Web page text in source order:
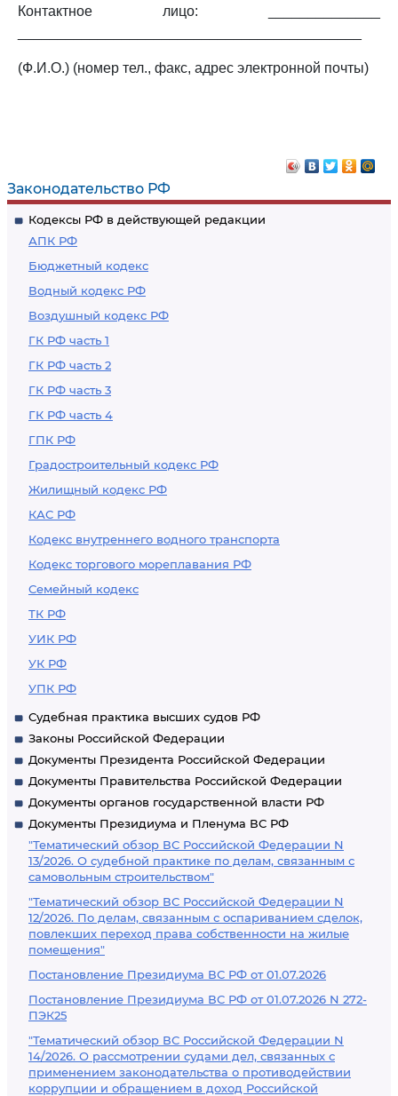
Законодательство РФ
Кодексы РФ в действующей редакции
АПК РФ
Бюджетный кодекс
Водный кодекс РФ
Воздушный кодекс РФ
ГК РФ часть 1
ГК РФ часть 2
ГК РФ часть 3
ГК РФ часть 4
ГПК РФ
Градостроительный кодекс РФ
Жилищный кодекс РФ
КАС РФ
Кодекс внутреннего водного транспорта
Кодекс торгового мореплавания РФ
Семейный кодекс
ТК РФ
УИК РФ
УК РФ
УПК РФ
Судебная практика высших судов РФ
Законы Российской Федерации
Документы Президента Российской Федерации
Документы Правительства Российской Федерации
Документы органов государственной власти РФ
Документы Президиума и Пленума ВС РФ
"Тематический обзор ВС Российской Федерации N
13/2026. О судебной практике по делам, связанным с
самовольным строительством"
"Тематический обзор ВС Российской Федерации N
12/2026. По делам, связанным с оспариванием сделок,
повлекших переход права собственности на жилые
помещения"
Постановление Президиума ВС РФ от 01.07.2026
Постановление Президиума ВС РФ от 01.07.2026 N 272-
ПЭК25
"Тематический обзор ВС Российской Федерации N
14/2026. О рассмотрении судами дел, связанных с
применением законодательства о противодействии
коррупции и обращением в доход Российской
Контактное лицо: ______________
(Ф.И.О.) (номер тел., факс, адрес электронной почты)